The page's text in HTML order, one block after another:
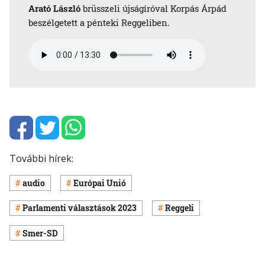
Arató László brüsszeli újságíróval Korpás Árpád
beszélgetett a pénteki Reggeliben.
További hírek:
audio Európai Unió
Parlamenti választások 2023 Reggeli
Smer-SD